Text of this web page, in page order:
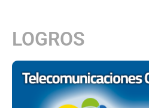
LOGROS